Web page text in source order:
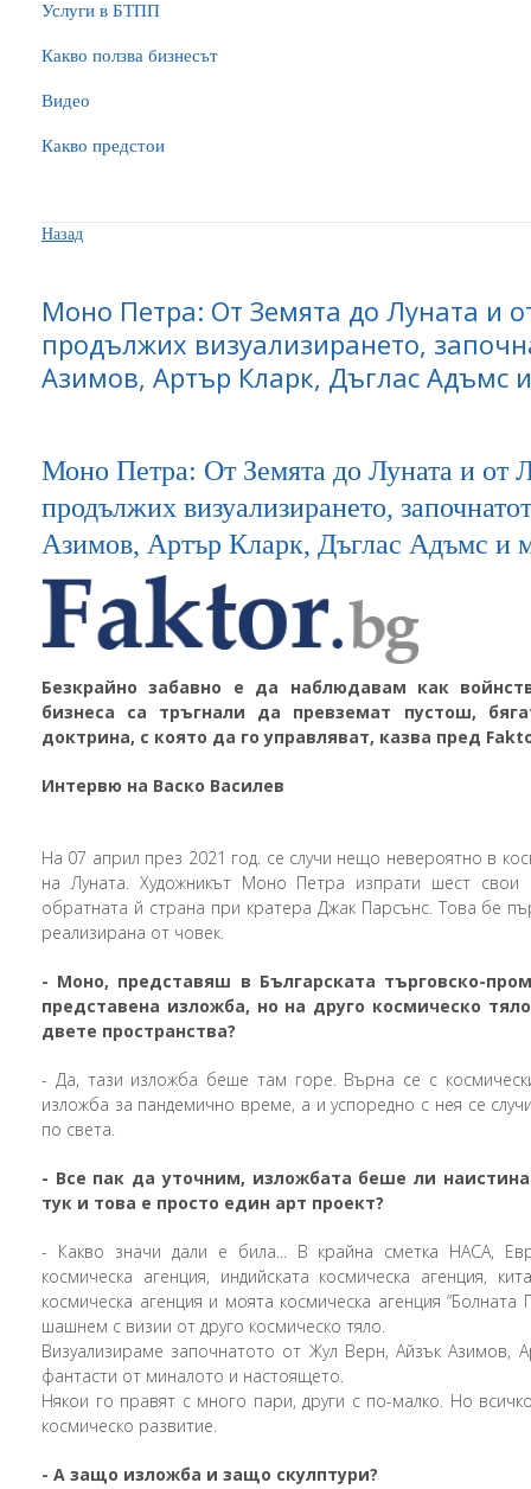
Услуги в БТПП
Какво ползва бизнесът
Видео
Какво предстои
Назад
Моно Петра: От Земята до Луната и
продължих визуализирането,
Азимов, Артър Кларк, Дъглас Адъмс
Моно Петра: От Земята до Луната и от
продължих визуализирането,
Азимов, Артър Кларк, Дъглас Адъмс и
Безкрайно забавно е да наблюдавам как
бизнеса са тръгнали да превземат пустош,
доктрина, с която да го управляват, казва пред
Интервю на Васко Василев
На 07 април през 2021 год. се случи нещо невероятно в
на Луната. Художникът Моно Петра изпрати шест
обратната й страна при кратера Джак Парсънс. Това бе
реализирана от човек.
- Моно, представяш в Българската търговско-
представена изложба, но на друго космическо
двете пространства?
- Да, тази изложба беше там горе. Върна се с
изложба за пандемично време, а и успоредно с нея се
по света.
- Все пак да уточним, изложбата беше ли
тук и това е просто един арт проект?
- Какво значи дали е била... В крайна сметка НАСА,
космическа агенция, индийската космическа агенция,
космическа агенция и моята космическа агенция
шашнем с визии от друго космическо тяло.
Визуализираме започнатото от Жул Верн, Айзък Азимов,
фантасти от миналото и настоящето.
Някои го правят с много пари, други с по-малко. Но
космическо развитие.
- А защо изложба и защо скулптури?